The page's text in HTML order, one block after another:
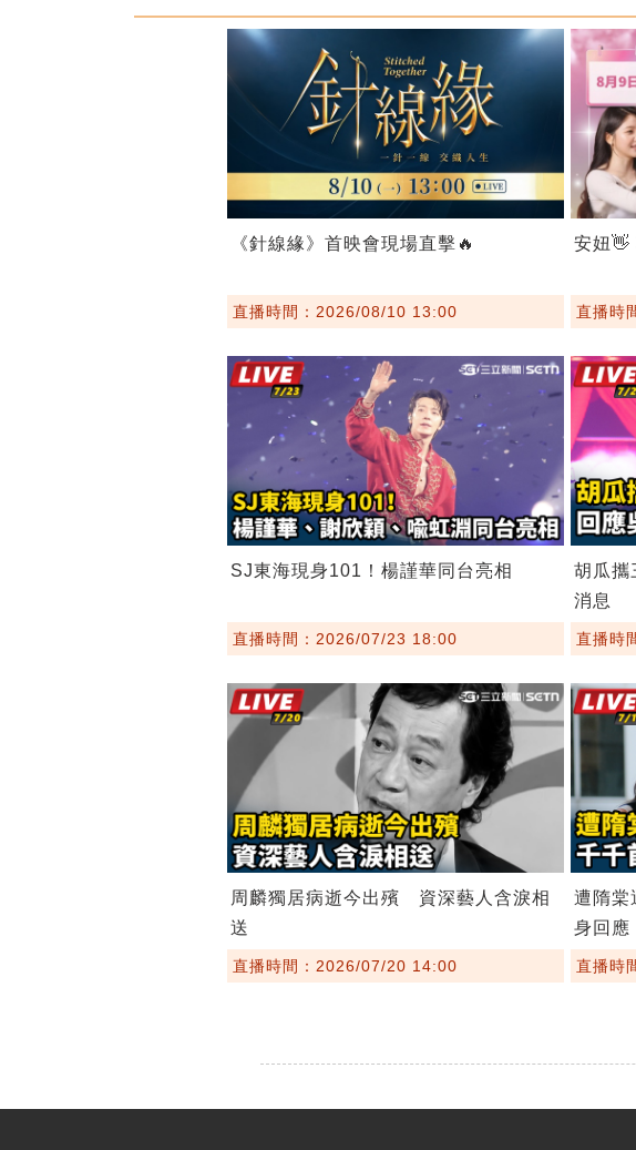
《針線緣》首映會現場直擊🔥
直播時間：2026/08/10 13:00
安妞👋
直播時
SJ東海現身101！楊謹華同台亮相
直播時間：2026/07/23 18:00
胡瓜攜
消息
直播時
周麟獨居病逝今出殯 資深藝人含淚相
送
直播時間：2026/07/20 14:00
遭隋
身回應
直播時